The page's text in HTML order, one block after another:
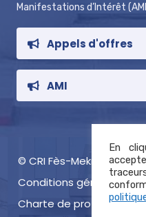
Manifestations d’Intérêt
Appels d'offres
AMI
© CRI Fès-Meknès 2021,
Conditions générales
Charte de protection
En